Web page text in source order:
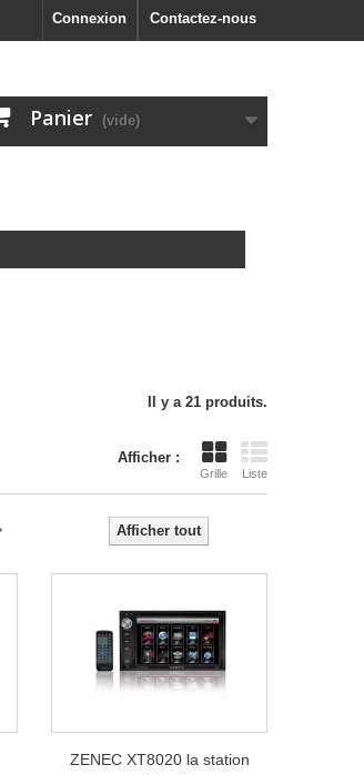
Contactez-nous
Connexion
Panier (vide)
Il y a 21 produits.
Afficher :
Grille Liste
Afficher tout
ZENEC XT8020 la station